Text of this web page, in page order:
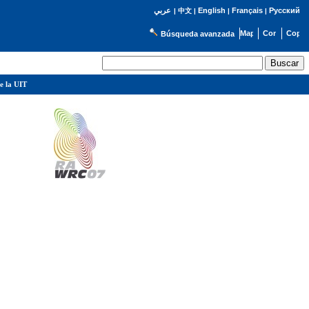
عربي | 中文| English | Français| Русский
Búsqueda avanzada
la UIT